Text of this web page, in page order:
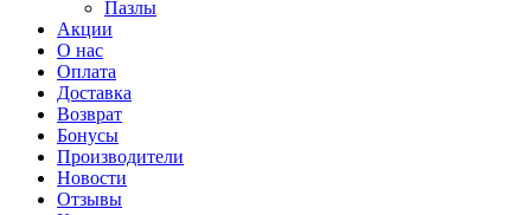
Пазлы
Акции
О нас
Оплата
Доставка
Возврат
Бонусы
Производители
Новости
Отзывы